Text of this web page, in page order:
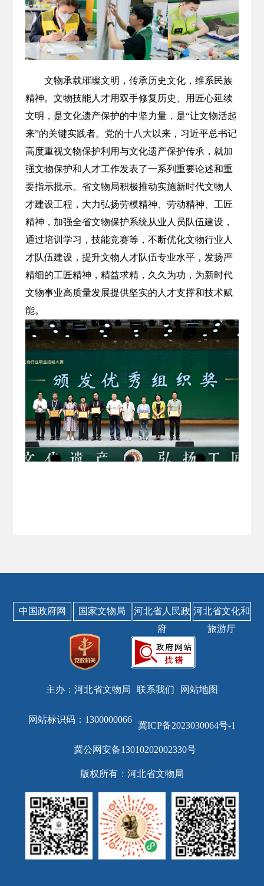
文物承载璀璨文明，传承历史文化，维系民族
精神。文物技能人才用双手修复历史、用匠心延续
文明，是文化遗产保护的中坚力量，是“让文物活起
来”的关键实践者。党的十八大以来，习近平总书记
高度重视文物保护利用与文化遗产保护传承，就加
强文物保护和人才工作发表了一系列重要论述和重
要指示批示。省文物局积极推动实施新时代文物人
才建设工程，大力弘扬劳模精神、劳动精神、工匠
精神，加强全省文物保护系统从业人员队伍建设，
通过培训学习，技能竞赛等，不断优化文物行业人
才队伍建设，提升文物人才队伍专业水平，发扬严
精细的工匠精神，精益求精，久久为功，为新时代
文物事业高质量发展提供坚实的人才支撑和技术赋
能。
中国政府网 国家文物局
河北省人民政
府
河北省文化和
旅游厅
主办：河北省文物局 联系我们 网站地图
网站标识码：1300000066
冀ICP备2023030064号-1
冀公网安备13010202002330号
版权所有：河北省文物局